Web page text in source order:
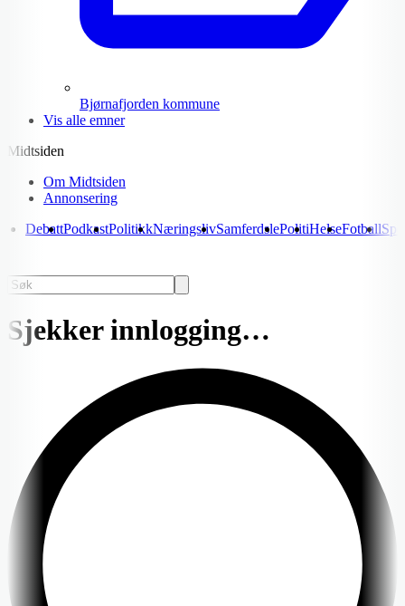
Bjørnafjorden kommune
Vis alle emner
Midtsiden
Om Midtsiden
Annonsering
DebattPodkastPolitikkNæringslivSamferdslePolitiHelseFotball
Sjekker innlogging…